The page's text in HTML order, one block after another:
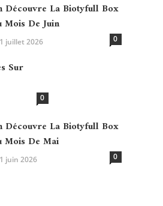
Découvre La Biotyfull Box
Mois De Juin
1 juillet 2026 0
Sur
0
Découvre La Biotyfull Box
Mois De Mai
1 juin 2026 0